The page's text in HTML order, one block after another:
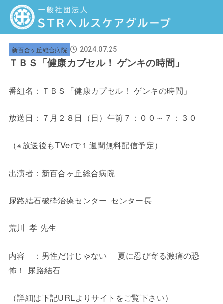
新百合ヶ丘総合病院 2024.07.25
ＴＢＳ「健康カプセル！ ゲンキの時間」
番組名：ＴＢＳ「健康カプセル！ ゲンキの時間」
放送日：７月２８日（日）午前７：００～７：３０
（※放送後もTVerで１週間無料配信予定）
出演者：新百合ヶ丘総合病院
尿路結石破砕治療センター センター長
荒川 孝 先生
内容 ：男性だけじゃない！ 夏に忍び寄る激痛の恐
怖！ 尿路結石
（詳細は下記URLよりサイトをご覧下さい）